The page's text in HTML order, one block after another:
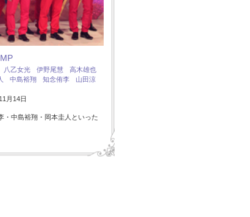
八乙女光 伊野尾慧
高木雄也
中島裕翔 知念侑李
山田涼
月14日
・中島裕翔・岡本圭人といった